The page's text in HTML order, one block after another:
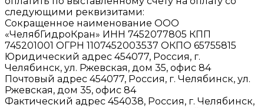
следующими реквизитами:
Сокращенное наименование ООО
«ЧелябГидроКран» ИНН 7452077805 КПП
745201001 ОГРН 1107452003537 ОКПО 65755815
Юридический адрес 454077, Россия, г.
Челябинск, ул. Ржевская, дом 35, офис 84
Почтовый адрес 454077, Россия, г. Челябинск, ул.
Ржевская, дом 35, офис 84
Фактический адрес 454038, Россия, г. Челябинск,